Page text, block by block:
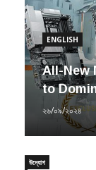
ENGLISH
All-New
to
২৬/০৯/২০২৪
উদ্যোগ